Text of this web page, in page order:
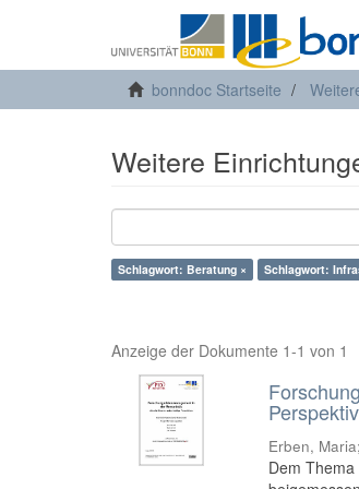
bonndoc Startseite
Weitere
Schlagwort: Beratung × Schlagwort:
Anzeige der Dokumente 1-1 von 1
Erben, Maria
Dem